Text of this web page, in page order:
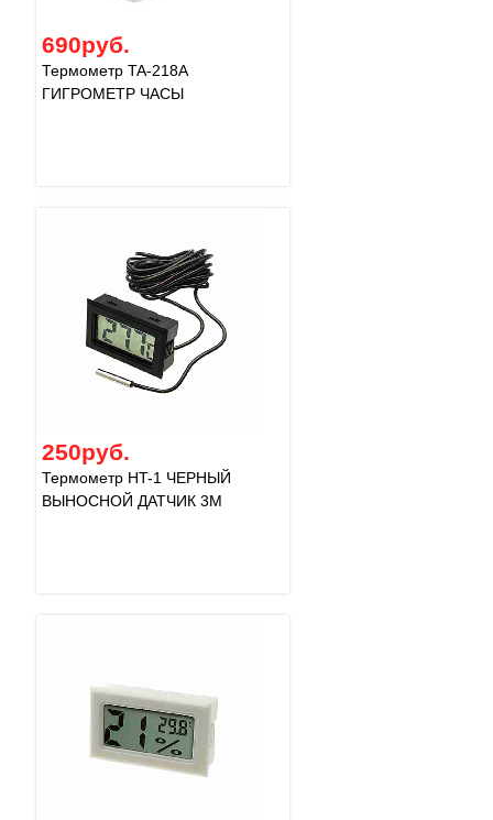
690руб.
Термометр TA-218A
ГИГРОМЕТР ЧАСЫ
250руб.
Термометр HT-1 ЧЕРНЫЙ
ВЫНОСНОЙ ДАТЧИК 3М